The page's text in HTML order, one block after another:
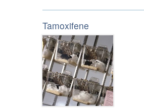
Tamoxifene